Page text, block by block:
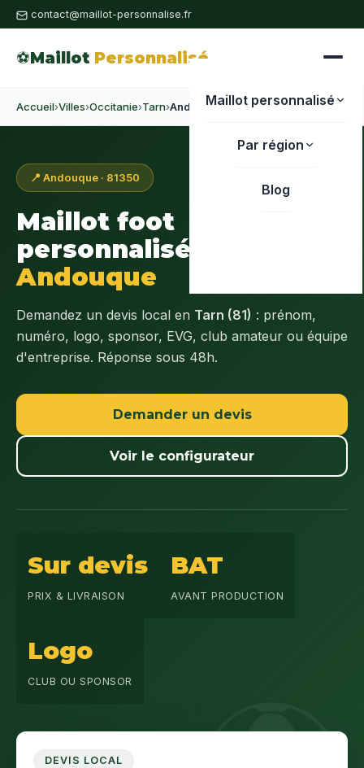
contact@maillot-personnalise.fr
⚽Maillot Personnalisé
Maillot personnalisé
Par région
Blog
Accueil›Villes›Occitanie›Tarn›Andouque
📍 Andouque · 81350
Maillot foot
personnalisé à
Andouque
Demandez un devis local en Tarn (81) : prénom,
numéro, logo, sponsor, EVG, club amateur ou équipe
d'entreprise. Réponse sous 48h.
Demander un devis
Voir le configurateur
Sur devis
PRIX & LIVRAISON
BAT
AVANT PRODUCTION
Logo
CLUB OU SPONSOR
DEVIS LOCAL